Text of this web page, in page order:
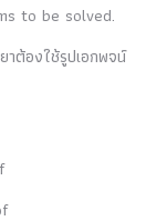
to be solved.
าต้องใช้รูปเอกพจน์